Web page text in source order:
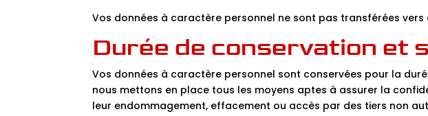
Vos données à caractère personnel ne sont pas transférées vers
Durée de conservation et
Vos données à caractère personnel sont conservées pour la
nous mettons en place tous les moyens aptes à assurer la
leur endommagement, effacement ou accès par des tiers non